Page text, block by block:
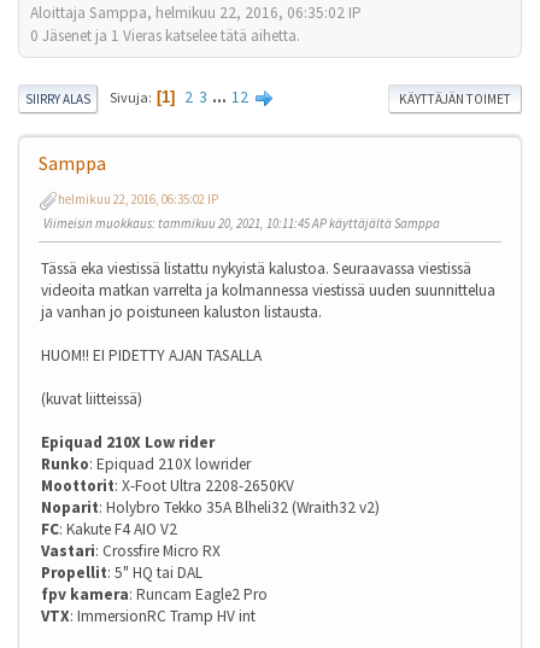
Aloittaja Samppa, helmikuu 22, 2016, 06:35:02 IP
0 Jäsenet ja 1 Vieras katselee tätä aihetta.
SIIRRY ALAS Sivuja 1 2 3 ... 12 KÄYTTÄJÄN TOIMET
Samppa
helmikuu 22, 2016, 06:35:02 IP
Viimeisin muokkaus: tammikuu 20, 2021, 10:11:45 AP käyttäjältä Samppa
Tässä eka viestissä listattu nykyistä kalustoa. Seuraavassa viestissä
videoita matkan varrelta ja kolmannessa viestissä uuden suunnittelua
ja vanhan jo poistuneen kaluston listausta.
HUOM!! EI PIDETTY AJAN TASALLA
(kuvat liitteissä)
Epiquad 210X Low rider
Runko: Epiquad 210X lowrider
Moottorit: X-Foot Ultra 2208-2650KV
Noparit: Holybro Tekko 35A Blheli32 (Wraith32 v2)
FC: Kakute F4 AIO V2
Vastari: Crossfire Micro RX
Propellit: 5" HQ tai DAL
fpv kamera: Runcam Eagle2 Pro
VTX: ImmersionRC Tramp HV int